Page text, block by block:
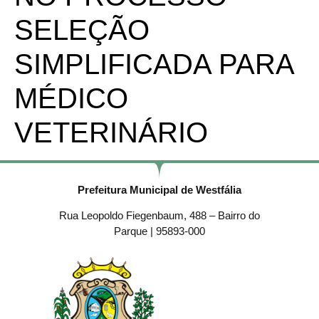
SELEÇÃO
SIMPLIFICADA PARA
MÉDICO
VETERINÁRIO
Prefeitura Municipal de Westfália
Rua Leopoldo Fiegenbaum, 488 – Bairro do
Parque | 95893-000